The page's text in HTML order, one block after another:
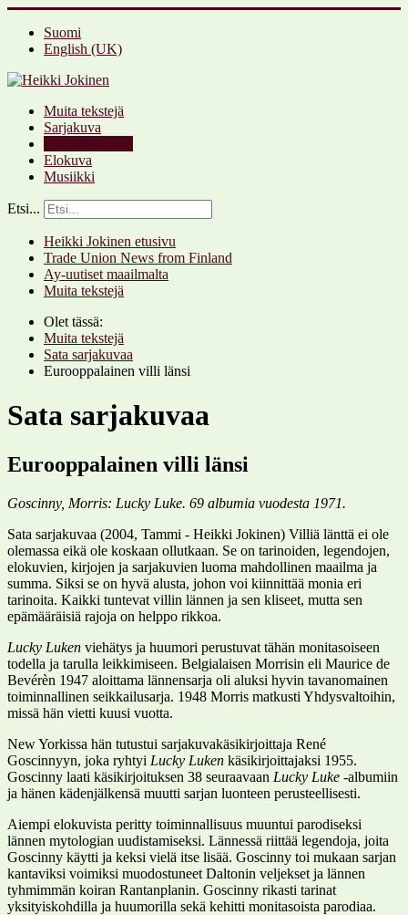
Suomi
English (UK)
Muita tekstejä
Sarjakuva
Elokuva
Musiikki
Etsi...
Heikki Jokinen etusivu
Trade Union News from Finland
Ay-uutiset maailmalta
Muita tekstejä
Olet tässä:
Muita tekstejä
Sata sarjakuvaa
Eurooppalainen villi länsi
Sata sarjakuvaa
Eurooppalainen villi länsi
Goscinny, Morris: Lucky Luke. 69 albumia vuodesta 1971.
Sata sarjakuvaa (2004, Tammi - Heikki Jokinen) Villiä länttä ei ole
olemassa eikä ole koskaan ollutkaan. Se on tarinoiden, legendojen,
elokuvien, kirjojen ja sarjakuvien luoma mahdollinen maailma ja
summa. Siksi se on hyvä alusta, johon voi kiinnittää monia eri
tarinoita. Kaikki tuntevat villin lännen ja sen kliseet, mutta sen
epämääräisiä rajoja on helppo rikkoa.
Lucky Luken viehätys ja huumori perustuvat tähän monitasoiseen
todella ja tarulla leikkimiseen. Belgialaisen Morrisin eli Maurice de
Bevérèn 1947 aloittama lännensarja oli aluksi hyvin tavanomainen
toiminnallinen seikkailusarja. 1948 Morris matkusti Yhdysvaltoihin,
missä hän vietti kuusi vuotta.
New Yorkissa hän tutustui sarjakuvakäsikirjoittaja René
Goscinnyyn, joka ryhtyi Lucky Luken käsikirjoittajaksi 1955.
Goscinny laati käsikirjoituksen 38 seuraavaan Lucky Luke -albumiin
ja hänen kädenjälkensä muutti sarjan luonteen perusteellisesti.
Aiempi elokuvista peritty toiminnallisuus muuntui parodiseksi
lännen mytologian uudistamiseksi. Lännessä riittää legendoja, joita
Goscinny käytti ja keksi vielä itse lisää. Goscinny toi mukaan sarjan
kantaviksi voimiksi muodostuneet Daltonin veljekset ja lännen
tyhmimmän koiran Rantanplanin. Goscinny rikasti tarinat
yksityiskohdilla ja huumorilla sekä kehitti monitasoista parodiaa.